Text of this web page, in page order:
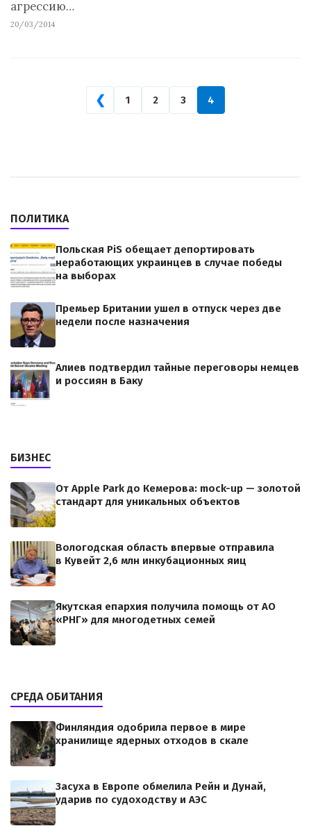
агрессию…
20/03/2014
❮ 1 2 3 4
ПОЛИТИКА
Польская PiS обещает депортировать
неработающих украинцев в случае победы
на выборах
Премьер Британии ушел в отпуск через две
недели после назначения
Алиев подтвердил тайные переговоры немцев
и россиян в Баку
БИЗНЕС
От Apple Park до Кемерова: mock-up — золотой
стандарт для уникальных объектов
Вологодская область впервые отправила
в Кувейт 2,6 млн инкубационных яиц
Якутская епархия получила помощь от АО
«РНГ» для многодетных семей
СРЕДА ОБИТАНИЯ
Финляндия одобрила первое в мире
хранилище ядерных отходов в скале
Засуха в Европе обмелила Рейн и Дунай,
ударив по судоходству и АЭС